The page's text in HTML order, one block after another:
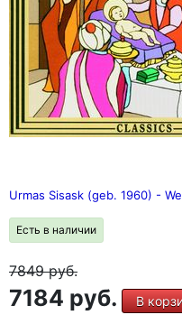
Urmas Sisask (geb. 1960) -
Есть в наличии
7849руб.
7184 руб. В